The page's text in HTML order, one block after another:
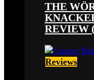
THE
REVIEW
Reviews